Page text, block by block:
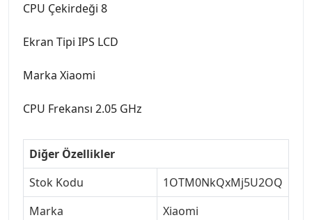
CPU Çekirdeği 8
Ekran Tipi IPS LCD
Marka Xiaomi
CPU Frekansı 2.05 GHz
Diğer Özellikler
Stok Kodu
1OTM0NkQxMj5U2OQ
Marka
Xiaomi